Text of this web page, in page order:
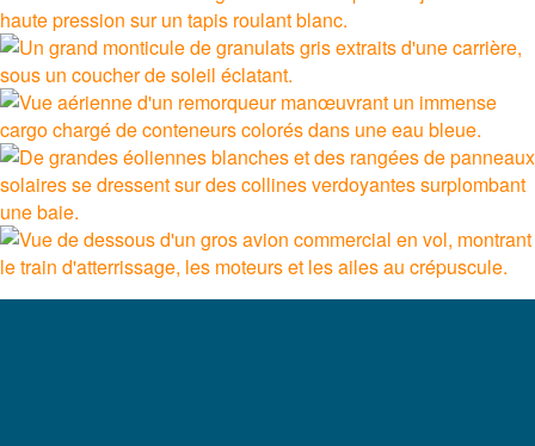
Actualités
Sites
Outils Techniques
TIMKEN
WORLD
LANGUAGES